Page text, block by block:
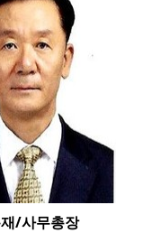
/사무총장